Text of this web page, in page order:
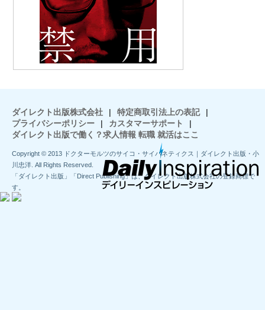
ダイレクト出版株式会社 | 特定商取引法上の表記
|
プライバシーポリシー
| カスタマーサポート
|
ダイレクト出版で働く？求人情報 転職 就活はここ
Copyright © 2013 ドクターモルツのサイコ・サイバネティクス｜ダイレクト出版・小
川忠洋. All Rights Reserved.
「ダイレクト出版」「Direct Publishing」は、ダイレクト出版株式会社の登録商標で
す。